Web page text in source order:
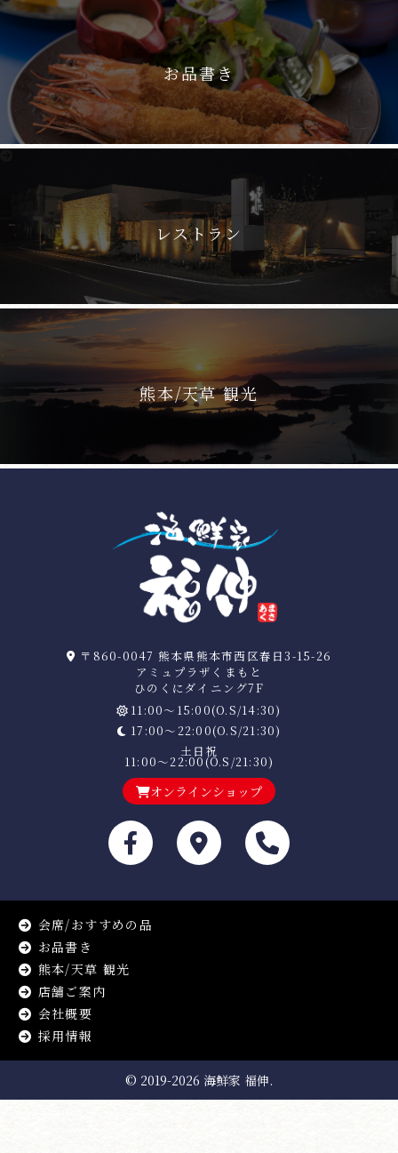
お品書き
レストラン
熊本/天草 観光
〒860-0047 熊本県熊本市西区春日3-15-26
アミュプラザくまもと
ひのくにダイニング7F
11:00～15:00(O.S/14:30)
17:00～22:00(O.S/21:30)
土日祝
11:00～22:00(O.S/21:30)
オンラインショップ
会席/おすすめの品
お品書き
熊本/天草 観光
店舗ご案内
会社概要
採用情報
© 2019-2026 海鮮家 福伸.